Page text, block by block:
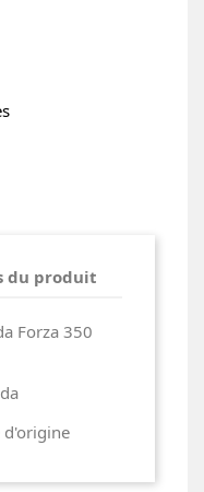
du produit
Forza 350
d'origine